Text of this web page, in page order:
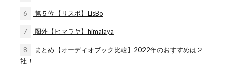
6 第５位【リスボ】LisBo
7 圏外【ヒマラヤ】himalaya
8
まとめ【オーディオブック比較】2022年のおすすめは２
社！